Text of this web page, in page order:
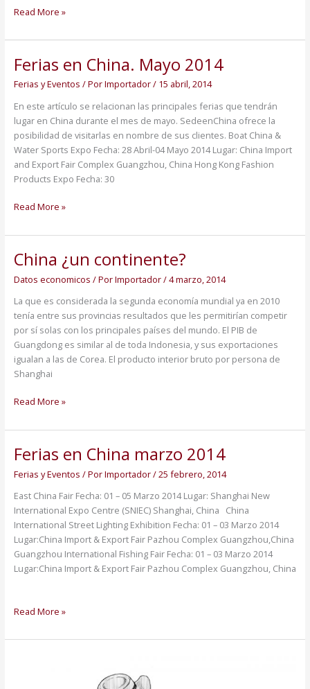
Read More »
Ferias en China. Mayo 2014
Ferias y Eventos / PorImportador/ 15 abril, 2014
En este artículo se relacionan las principales ferias que tendrán
lugar en China durante el mes de mayo. SedeenChina ofrece la
posibilidad de visitarlas en nombre de sus clientes. Boat China &
Water Sports Expo Fecha: 28 Abril-04 Mayo 2014 Lugar: China Import
and Export Fair Complex Guangzhou, China Hong Kong Fashion
Products Expo Fecha: 30
Ferias
en
China.
Mayo
2014
Read More »
China ¿un continente?
Datos economicos / PorImportador/4 marzo, 2014
La que es considerada la segunda economía mundial ya en 2010
tenía entre sus provincias resultados que les permitirían competir
por sí solas con los principales países del mundo. El PIB de
Guangdong es similar al de toda Indonesia, y sus exportaciones
igualan a las de Corea. El producto interior bruto por persona de
Shanghai
China
¿un
continente?
Read More »
Ferias en China marzo 2014
Ferias y Eventos / PorImportador/25 febrero, 2014
East China Fair Fecha: 01 – 05 Marzo 2014 Lugar: Shanghai New
International Expo Centre (SNIEC) Shanghai, China China
International Street Lighting Exhibition Fecha: 01 – 03 Marzo 2014
Lugar:China Import & Export Fair Pazhou Complex Guangzhou,China
Guangzhou International Fishing Fair Fecha: 01 – 03 Marzo 2014
Lugar:China Import & Export Fair Pazhou Complex Guangzhou, China
Ferias
en
China
marzo
2014
Read More »